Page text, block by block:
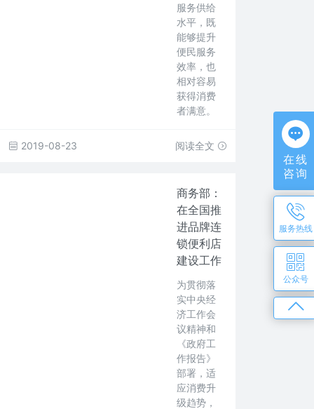
服务供给
水平，既
能够提升
便民服务
效率，也
相对容易
获得消费
者满意。
2019-08-23 阅读全文
商务部：
在全国推
进品牌连
锁便利店
建设工作
为贯彻落
实中央经
济工作会
议精神和
《政府工
作报告》
部署，适
应消费升
级趋势，
在线
咨询
服务热线
公众号